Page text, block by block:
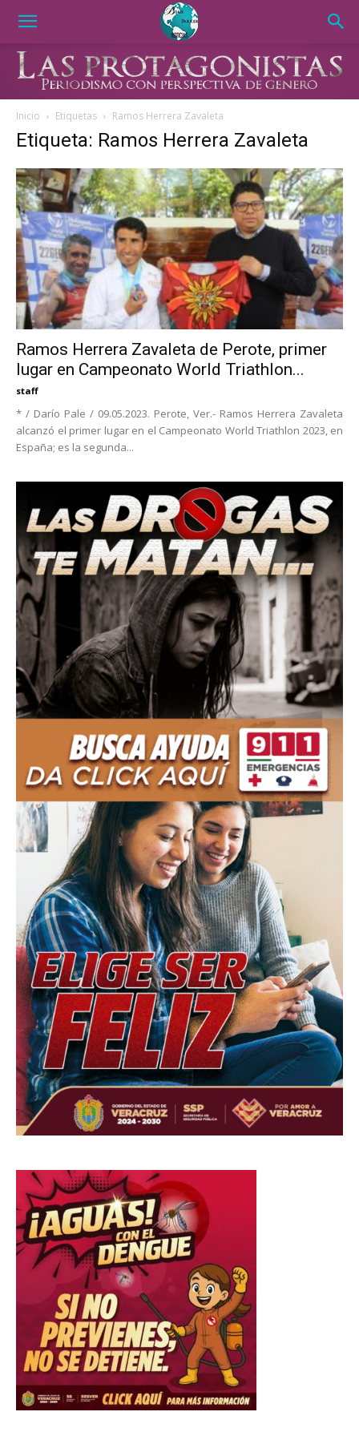
Inicio Etiquetas Ramos Herrera Zavaleta
Etiqueta: Ramos Herrera Zavaleta
Ramos Herrera Zavaleta de Perote, primer
lugar en Campeonato World Triathlon...
staff
* / Darío Pale / 09.05.2023. Perote, Ver.- Ramos Herrera Zavaleta
alcanzó el primer lugar en el Campeonato World Triathlon 2023, en
España; es la segunda...